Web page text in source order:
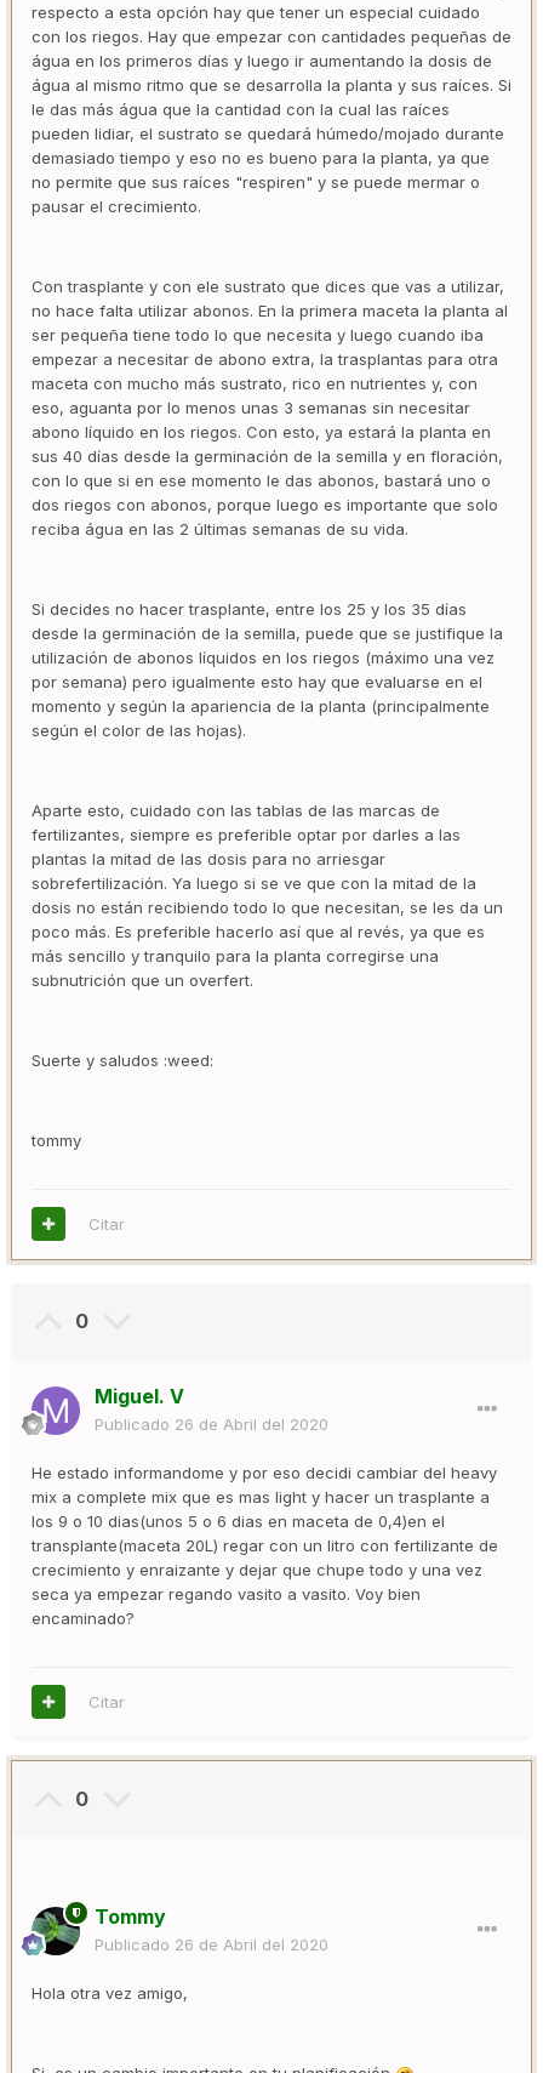
respecto a esta opción hay que tener un especial cuidado
con los riegos. Hay que empezar con cantidades pequeñas de
água en los primeros días y luego ir aumentando la dosis de
água al mismo ritmo que se desarrolla la planta y sus raíces. Si
le das más água que la cantidad con la cual las raíces
pueden lidiar, el sustrato se quedará húmedo/mojado durante
demasiado tiempo y eso no es bueno para la planta, ya que
no permite que sus raíces "respiren" y se puede mermar o
pausar el crecimiento.
Con trasplante y con ele sustrato que dices que vas a utilizar,
no hace falta utilizar abonos. En la primera maceta la planta al
ser pequeña tiene todo lo que necesita y luego cuando iba
empezar a necesitar de abono extra, la trasplantas para otra
maceta con mucho más sustrato, rico en nutrientes y, con
eso, aguanta por lo menos unas 3 semanas sin necesitar
abono líquido en los riegos. Con esto, ya estará la planta en
sus 40 días desde la germinación de la semilla y en floración,
con lo que si en ese momento le das abonos, bastará uno o
dos riegos con abonos, porque luego es importante que solo
reciba água en las 2 últimas semanas de su vida.
Si decides no hacer trasplante, entre los 25 y los 35 días
desde la germinación de la semilla, puede que se justifique la
utilización de abonos líquidos en los riegos (máximo una vez
por semana) pero igualmente esto hay que evaluarse en el
momento y según la apariencia de la planta (principalmente
según el color de las hojas).
Aparte esto, cuidado con las tablas de las marcas de
fertilizantes, siempre es preferible optar por darles a las
plantas la mitad de las dosis para no arriesgar
sobrefertilización. Ya luego si se ve que con la mitad de la
dosis no están recibiendo todo lo que necesitan, se les da un
poco más. Es preferible hacerlo así que al revés, ya que es
más sencillo y tranquilo para la planta corregirse una
subnutrición que un overfert.
Suerte y saludos :weed:
tommy
Citar
0
Miguel. V
Publicado 26 de Abril del 2020
He estado informandome y por eso decidi cambiar del heavy
mix a complete mix que es mas light y hacer un trasplante a
los 9 o 10 dias(unos 5 o 6 dias en maceta de 0,4)en el
transplante(maceta 20L) regar con un litro con fertilizante de
crecimiento y enraizante y dejar que chupe todo y una vez
seca ya empezar regando vasito a vasito. Voy bien
encaminado?
Citar
0
Tommy
Publicado 26 de Abril del 2020
Hola otra vez amigo,